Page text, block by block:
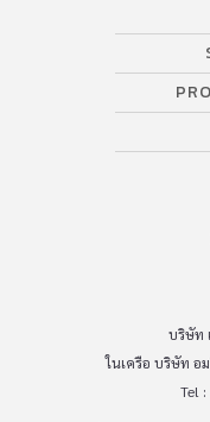
ที่ตอบโจทย์คุณพ่อคุณแม่ที่
แต่ก็มอบความคุ้มค่า ปร
ด้วย งานนี้เรียกว่าแฮปปี้
ไฮเปอร์มาร์เก็ต ซูเปอร์ม
บริษัท
ในเครือ บริษัท อ
Tel